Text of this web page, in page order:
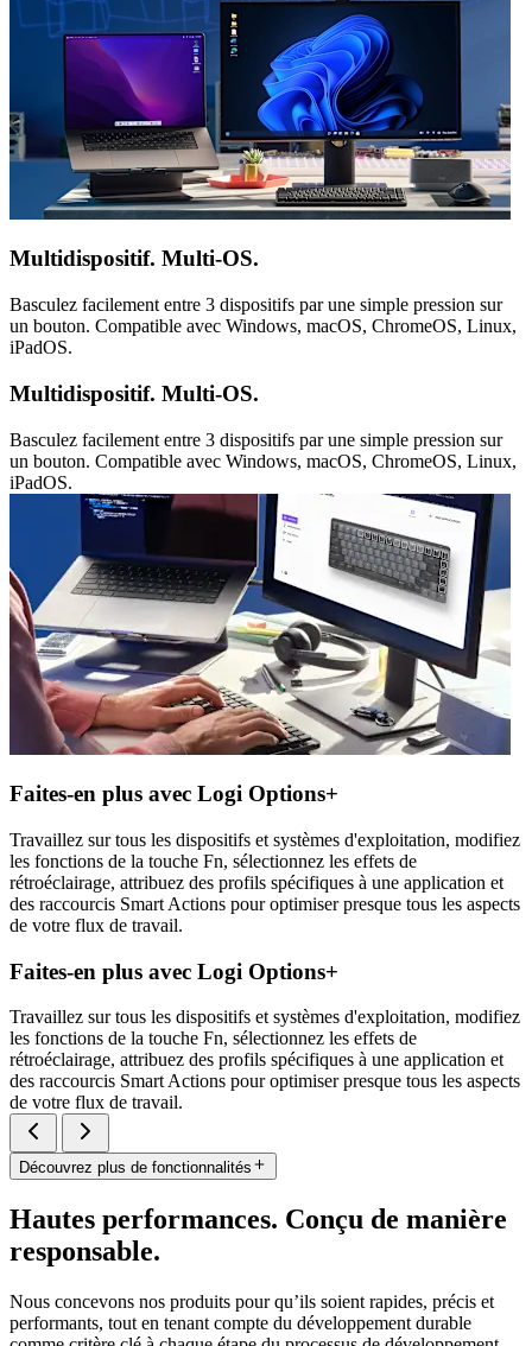
Multidispositif. Multi-OS.
Basculez facilement entre 3 dispositifs par une simple pression sur
un bouton. Compatible avec Windows, macOS, ChromeOS, Linux,
iPadOS.
Multidispositif. Multi-OS.
Basculez facilement entre 3 dispositifs par une simple pression sur
un bouton. Compatible avec Windows, macOS, ChromeOS, Linux,
iPadOS.
Faites-en plus avec Logi Options+
Travaillez sur tous les dispositifs et systèmes d'exploitation, modifiez
les fonctions de la touche Fn, sélectionnez les effets de
rétroéclairage, attribuez des profils spécifiques à une application et
des raccourcis Smart Actions pour optimiser presque tous les aspects
de votre flux de travail.
Faites-en plus avec Logi Options+
Travaillez sur tous les dispositifs et systèmes d'exploitation, modifiez
les fonctions de la touche Fn, sélectionnez les effets de
rétroéclairage, attribuez des profils spécifiques à une application et
des raccourcis Smart Actions pour optimiser presque tous les aspects
de votre flux de travail.
Découvrez plus de fonctionnalités
Hautes performances. Conçu de manière
responsable.
Nous concevons nos produits pour qu’ils soient rapides, précis et
performants, tout en tenant compte du développement durable